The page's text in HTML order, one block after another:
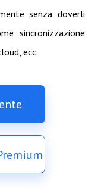
senza doverli
sincronizzazione
ecc.